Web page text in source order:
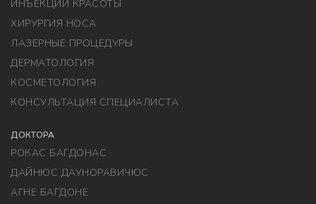
ИНЪЕКЦИИ КРАСОТЫ
ХИРУРГИЯ НОСА
ЛАЗЕРНЫЕ ПРОЦЕДУРЫ
ДЕРМАТОЛОГИЯ
КОСМЕТОЛОГИЯ
КОНСУЛЬТАЦИЯ СПЕЦИАЛИСТА
ДОКТОРА
РОКАС БАГДОНАС
ДАЙНЮС ДАУНОРАВИЧЮС
АГНЕ БАГДОНЕ